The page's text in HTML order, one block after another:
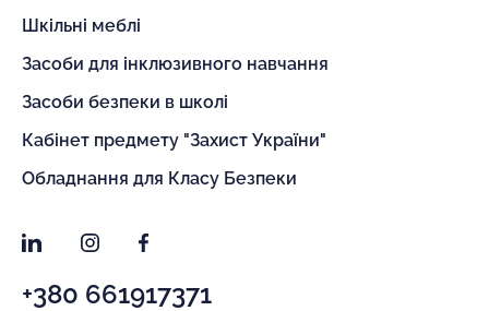
Шкільні меблі
Засоби для інклюзивного навчання
Засоби безпеки в школі
Кабінет предмету "Захист України"
Обладнання для Класу Безпеки
LinkedInInstagramFacebook
+380 661917371